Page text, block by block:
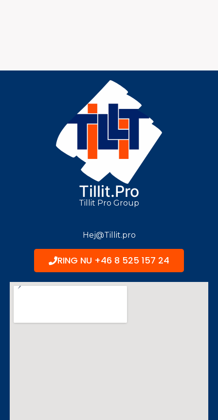
Tillit.Pro
Tillit Pro Group
Hej@Tillit.pro
RING NU +46 8 525 157 24